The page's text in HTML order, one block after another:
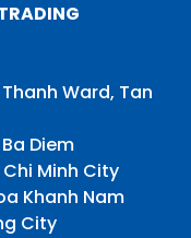
Ward, Tan
Diem
Minh City
Khanh Nam
City